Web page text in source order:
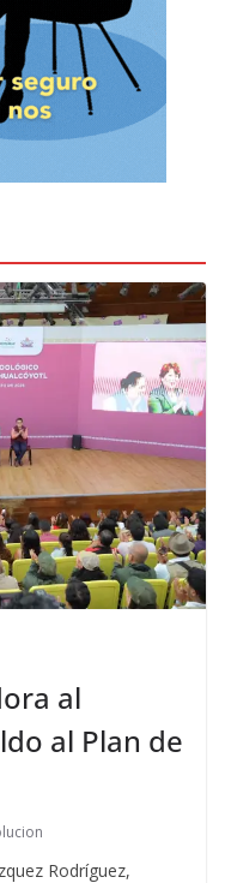
al
al Plan de
Rodríguez,